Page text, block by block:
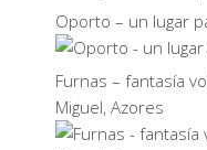
Oporto – un lugar
Furnas – fantasía
Miguel, Azores